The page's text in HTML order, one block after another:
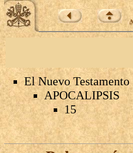
El Nuevo Testamento
APOCALIPSIS
15